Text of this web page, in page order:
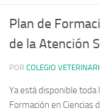
Plan de
de la Atención
POR COLEGIO
Ya está disponible
Formación en Ciencias